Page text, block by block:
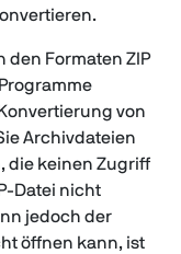
den Formaten ZIP
von
Archivdateien
die keinen Zugriff
Datei nicht
jedoch der
öffnen kann, ist